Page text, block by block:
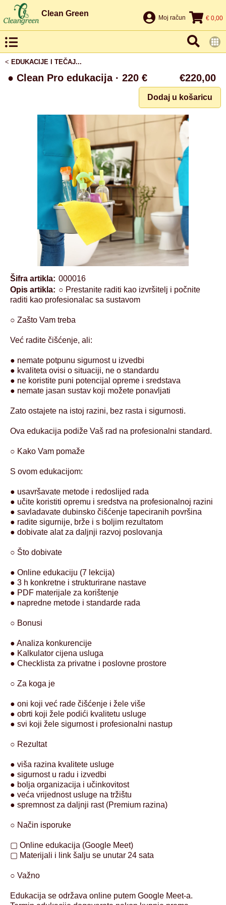
< EDUKACIJE I TEČAJ...
● Clean Pro edukacija · 220 € €220,00
Dodaj u košaricu
Šifra artikla: 000016
Opis artikla: ○ Prestanite raditi kao izvršitelj i počnite
raditi kao profesionalac sa sustavom
○ Zašto Vam treba
Već radite čišćenje, ali:
● nemate potpunu sigurnost u izvedbi
● kvaliteta ovisi o situaciji, ne o standardu
● ne koristite puni potencijal opreme i sredstava
● nemate jasan sustav koji možete ponavljati
Zato ostajete na istoj razini, bez rasta i sigurnosti.
Ova edukacija podiže Vaš rad na profesionalni standard.
○ Kako Vam pomaže
S ovom edukacijom:
● usavršavate metode i redoslijed rada
● učite koristiti opremu i sredstva na profesionalnoj razini
● savladavate dubinsko čišćenje tapeciranih površina
● radite sigurnije, brže i s boljim rezultatom
● dobivate alat za daljnji razvoj poslovanja
○ Što dobivate
● Online edukaciju (7 lekcija)
● 3 h konkretne i strukturirane nastave
● PDF materijale za korištenje
● napredne metode i standarde rada
○ Bonusi
● Analiza konkurencije
● Kalkulator cijena usluga
● Checklista za privatne i poslovne prostore
○ Za koga je
● oni koji već rade čišćenje i žele više
● obrti koji žele podići kvalitetu usluge
● svi koji žele sigurnost i profesionalni nastup
○ Rezultat
● viša razina kvalitete usluge
● sigurnost u radu i izvedbi
● bolja organizacija i učinkovitost
● veća vrijednost usluge na tržištu
● spremnost za daljnji rast (Premium razina)
○ Način isporuke
▢ Online edukacija (Google Meet)
▢ Materijali i link šalju se unutar 24 sata
○ Važno
Edukacija se održava online putem Google Meet-a.
Clean Green Moj račun € 0,00